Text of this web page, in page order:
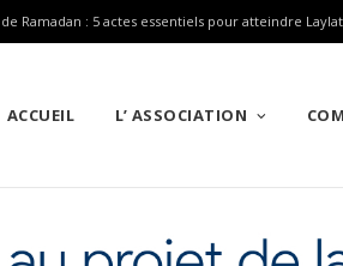
Ramadan : 5 actes essentiels pour atteindre
ACCUEIL L’ ASSOCIATION